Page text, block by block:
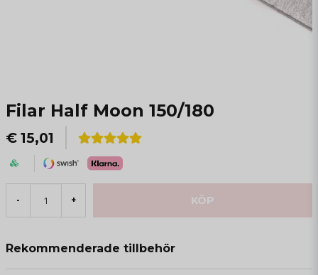
Filar Half Moon 150/180
€ 15,01
- + KÖP
Rekommenderade tillbehör